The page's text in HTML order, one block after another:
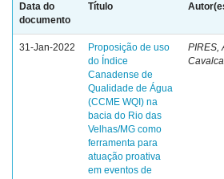
Data do
documento
Título
31-Jan-2022
Proposição de uso
do Índice
Canadense de
Qualidade de Água
(CCME WQI) na
bacia do Rio das
Velhas/MG como
ferramenta para
atuação proativa
em eventos de
PIRES,